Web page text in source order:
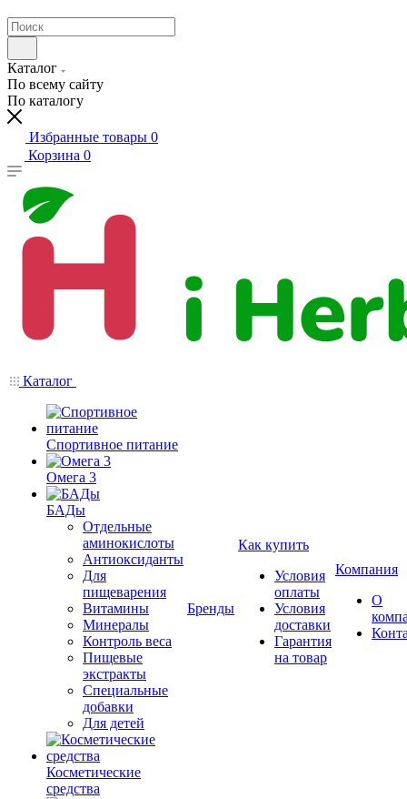
Каталог
По всему сайту
По каталогу
Избранные товары 0
Корзина 0
Каталог
Спортивное питание
Омега 3
БАДы
Отдельные
аминокислоты
Антиоксиданты
Для
пищеварения
Витамины
Минералы
Контроль веса
Пищевые
экстракты
Специальные
добавки
Для детей
Косметические
средства
Бренды
Как купить
Условия
оплаты
Условия
доставки
Гарантия
на товар
Компания
О